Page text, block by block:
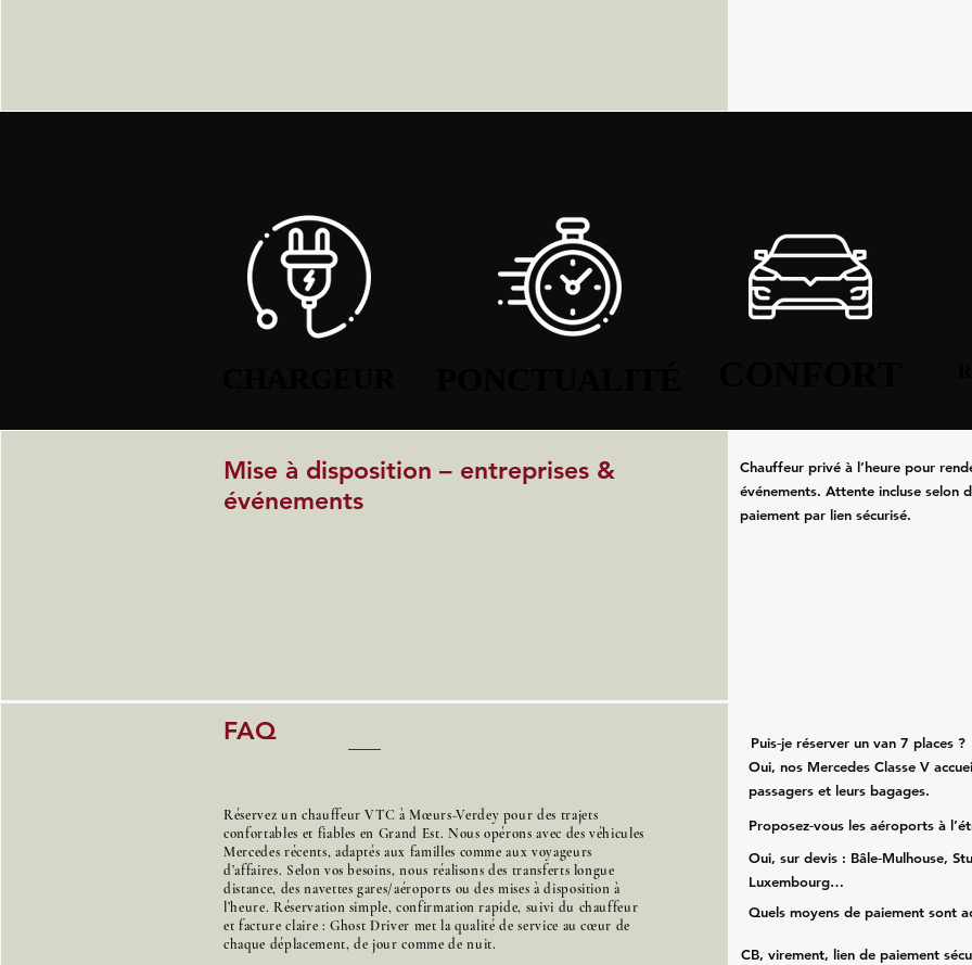
Mise à disposition – entreprises &
événements
Chauffeur privé à l’heure pour
événements. Attente incluse selon
paiement par lien sécurisé.
FAQ
Réservez un chauffeur VTC à Mœurs-Verdey pour des trajets
confortables et fiables en Grand Est. Nous opérons avec des véhicules
Mercedes récents, adaptés aux familles comme aux voyageurs
d’affaires. Selon vos besoins, nous réalisons des transferts longue
distance, des navettes gares/aéroports ou des mises à disposition à
l’heure. Réservation simple, confirmation rapide, suivi du chauffeur
et facture claire : Ghost Driver met la qualité de service au cœur de
chaque déplacement, de jour comme de nuit.
Puis‑je réserver un van 7 places ?
Oui, nos Mercedes Classe V
passagers et leurs bagages.
Proposez‑vous les aéroports à
Oui, sur devis : Bâle‑Mulhouse,
Luxembourg…
Quels moyens de paiement sont
CB, virement, lien de paiement